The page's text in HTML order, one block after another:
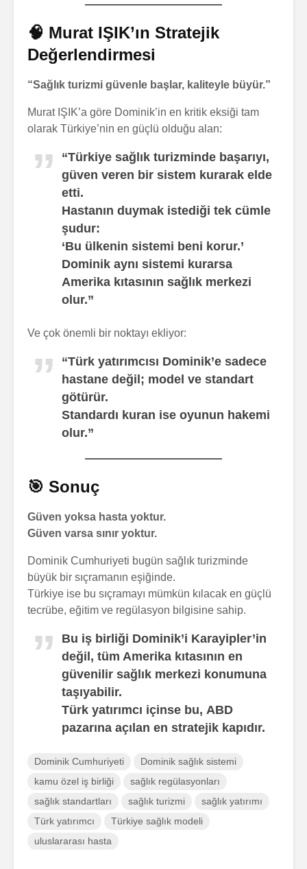
🧠 Murat IŞIK’ın Stratejik
Değerlendirmesi
“Sağlık turizmi güvenle başlar, kaliteyle büyür.”
Murat IŞIK’a göre Dominik’in en kritik eksiği tam
olarak Türkiye’nin en güçlü olduğu alan:
“Türkiye sağlık turizminde başarıyı,
güven veren bir sistem kurarak elde
etti.
Hastanın duymak istediği tek cümle
şudur:
‘Bu ülkenin sistemi beni korur.’
Dominik aynı sistemi kurarsa
Amerika kıtasının sağlık merkezi
olur.”
Ve çok önemli bir noktayı ekliyor:
“Türk yatırımcısı Dominik’e sadece
hastane değil; model ve standart
götürür.
Standardı kuran ise oyunun hakemi
olur.”
🎯 Sonuç
Güven yoksa hasta yoktur.
Güven varsa sınır yoktur.
Dominik Cumhuriyeti bugün sağlık turizminde
büyük bir sıçramanın eşiğinde.
Türkiye ise bu sıçramayı mümkün kılacak en güçlü
tecrübe, eğitim ve regülasyon bilgisine sahip.
Bu iş birliği Dominik’i Karayipler’in
değil, tüm Amerika kıtasının en
güvenilir sağlık merkezi konumuna
taşıyabilir.
Türk yatırımcı içinse bu, ABD
pazarına açılan en stratejik kapıdır.
Dominik Cumhuriyeti
Dominik sağlık sistemi
kamu özel iş birliği
sağlık regülasyonları
sağlık standartları
sağlık turizmi
sağlık yatırımı
Türk yatırımcı
Türkiye sağlık modeli
uluslararası hasta